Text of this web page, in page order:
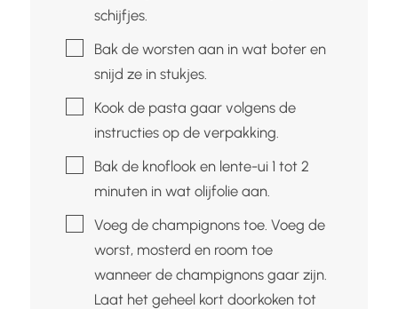
schijfjes.
▢Bak de worsten aan in wat boter en
snijd ze in stukjes.
▢Kook de pasta gaar volgens de
instructies op de verpakking.
▢Bak de knoflook en lente-ui 1 tot 2
minuten in wat olijfolie aan.
▢Voeg de champignons toe. Voeg de
worst, mosterd en room toe
wanneer de champignons gaar zijn.
Laat het geheel kort doorkoken tot